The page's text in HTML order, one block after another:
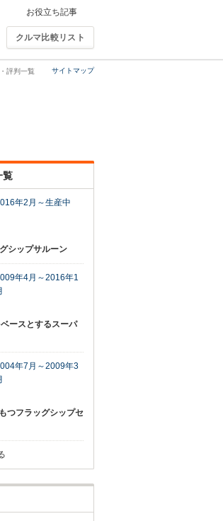
お役立ち記事
クルマ比較リスト
サイトマップ
評判一覧
覧
年2月～生産中
シップサルーン
年4月～2016年1
ースとするスーパ
年7月～2009年3
つフラッグシップセ